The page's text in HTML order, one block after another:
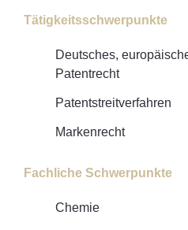
Tätigkeitsschwerpunkte
Deutsches,
Patentrecht
Patentstreitverfahren
Markenrecht
Fachliche Schwerpunkte
Chemie